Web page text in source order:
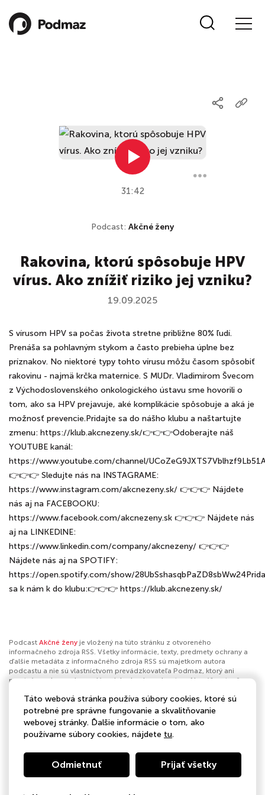
31:42
Podcast: Akčné ženy
Rakovina, ktorú spôsobuje HPV
vírus. Ako znížiť riziko jej vzniku?
19.09.2025
S vírusom HPV sa počas života stretne približne 80% ľudí.
Prenáša sa pohlavným stykom a často prebieha úplne bez
príznakov. No niektoré typy tohto vírusu môžu časom spôsobiť
rakovinu - najmä krčka maternice. S MUDr. Vladimírom Švecom
z Východoslovenského onkologického ústavu sme hovorili o
tom, ako sa HPV prejavuje, aké komplikácie spôsobuje a aká je
možnosť prevencie.Pridajte sa do nášho klubu a naštartujte
zmenu: https://klub.akcnezeny.sk/👉👉👉Odoberajte náš
YOUTUBE kanál:
https://www.youtube.com/channel/
👉👉👉 Sledujte nás na INSTAGRAME:
https://www.instagram.com/akcnezeny.sk/ 👉👉👉 Nájdete
nás aj na FACEBOOKU:
https://www.facebook.com/akcnezeny.sk 👉👉👉 Nájdete nás
aj na LINKEDlNE:
https://www.linkedin.com/company/akcnezeny/ 👉👉👉
Nájdete nás aj na SPOTIFY:
https://open.spotify.com/show/
sa k nám k do klubu:👉👉👉 https://klub.akcnezeny.sk/
Podcast Akčné ženy je vložený na túto stránku z otvoreného
informačného zdroja RSS. Všetky informácie, texty, predmety ochrany a
ďalšie metadáta z informačného zdroja RSS sú majetkom autora
podcastu a nie sú vlastníctvom prevádzkovateľa Podmaz, ktorý ani
nevytvára ani nezodpovedá za ich obsah podcastov. Ak máš za to, že
nahlásiť obsah. Ak je toto tvoj podcast a chceš získať kontrolu nad týmto
profilomklikni sem.
Autor:Akčné ženy
Kategórie:
Táto webová stránka používa súbory cookies, ktoré sú
potrebné pre správne fungovanie a skvalitňovanie
webovej stránky. Ďalšie informácie o tom, ako
používame súbory cookies, nájdete tu.
Odmietnuť Prijať všetky